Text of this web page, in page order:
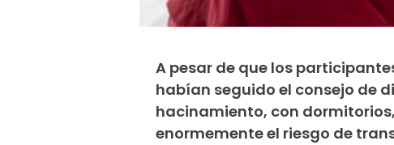
A pesar de que los
habían seguido el consejo de
hacinamiento, con
enormemente el riesgo de